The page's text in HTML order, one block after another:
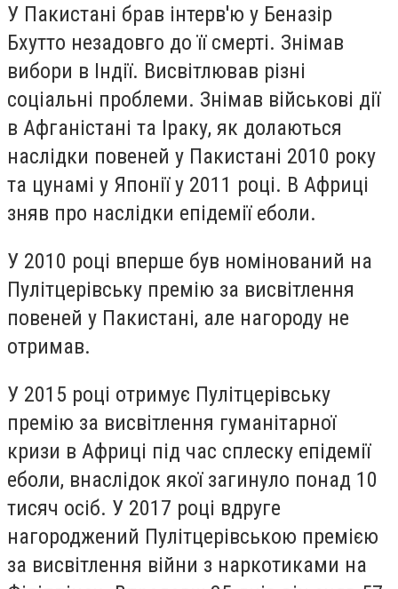
У Пакистані брав інтерв'ю у Беназір
Бхутто незадовго до її смерті. Знімав
вибори в Індії. Висвітлював різні
соціальні проблеми. Знімав військові дії
в Афганістані та Іраку, як долаються
наслідки повеней у Пакистані 2010 року
та цунамі у Японії у 2011 році. В Африці
зняв про наслідки епідемії еболи.
У 2010 році вперше був номінований на
Пулітцерівську премію за висвітлення
повеней у Пакистані, але нагороду не
отримав.
У 2015 році отримує Пулітцерівську
премію за висвітлення гуманітарної
кризи в Африці під час сплеску епідемії
еболи, внаслідок якої загинуло понад 10
тисяч осіб. У 2017 році вдруге
нагороджений Пулітцерівською премією
за висвітлення війни з наркотиками на